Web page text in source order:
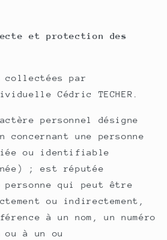
et protection des
collectées par
Cédric TECHER.
personnel désigne
une personne
ou identifiable
; est réputée
qui peut être
ou indirectement,
à un nom, un numéro
à un ou